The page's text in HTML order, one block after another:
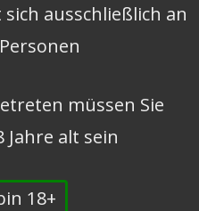
ausschließlich an
müssen Sie
Jahre alt sein
18+